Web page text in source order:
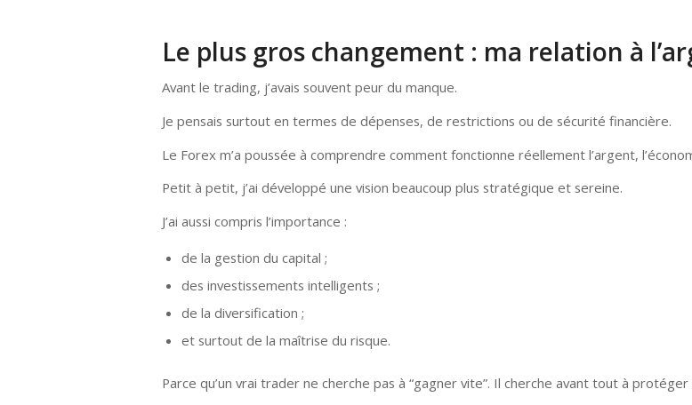
Le plus gros changement : ma relation à
Avant le trading, j’avais souvent peur du manque.
Je pensais surtout en termes de dépenses, de restrictions ou de sécurité financière.
Le Forex m’a poussée à comprendre comment fonctionne réellement l’argent,
Petit à petit, j’ai développé une vision beaucoup plus stratégique et sereine.
J’ai aussi compris l’importance :
de la gestion du capital ;
des investissements intelligents ;
de la diversification ;
et surtout de la maîtrise du risque.
Parce qu’un vrai trader ne cherche pas à “gagner vite”. Il cherche avant tout à protéger